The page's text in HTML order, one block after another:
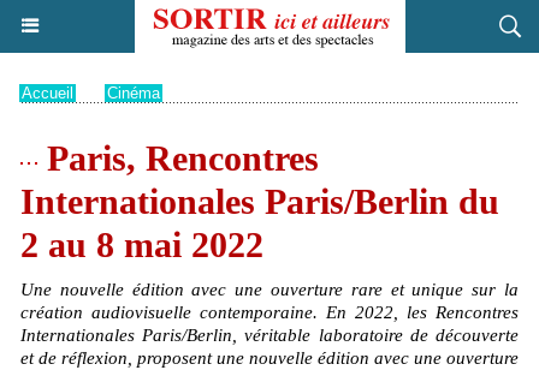
Accueil Cinéma
Paris, Rencontres
Internationales Paris/Berlin du
2 au 8 mai 2022
Une nouvelle édition avec une ouverture rare et unique sur la
création audiovisuelle contemporaine. En 2022, les Rencontres
Internationales Paris/Berlin, véritable laboratoire de découverte
et de réflexion, proposent une nouvelle édition avec une ouverture